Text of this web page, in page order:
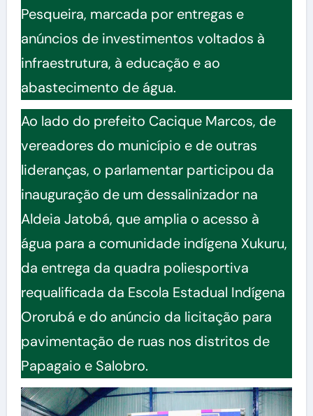
Pesqueira, marcada por entregas e
anúncios de investimentos voltados à
infraestrutura, à educação e ao
abastecimento de água.
Ao lado do prefeito Cacique Marcos, de
vereadores do município e de outras
lideranças, o parlamentar participou da
inauguração de um dessalinizador na
Aldeia Jatobá, que amplia o acesso à
água para a comunidade indígena Xukuru,
da entrega da quadra poliesportiva
requalificada da Escola Estadual Indígena
Ororubá e do anúncio da licitação para
pavimentação de ruas nos distritos de
Papagaio e Salobro.